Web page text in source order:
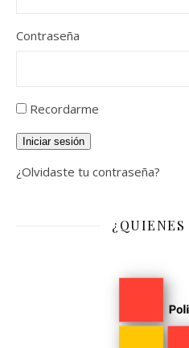
Contraseña
Recordarme
Iniciar sesión
¿Olvidaste tu contraseña?
¿QUIENES